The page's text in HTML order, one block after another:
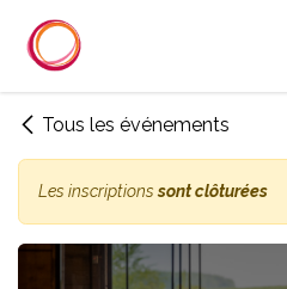
Tous les événements
Les inscriptionssont clôturées